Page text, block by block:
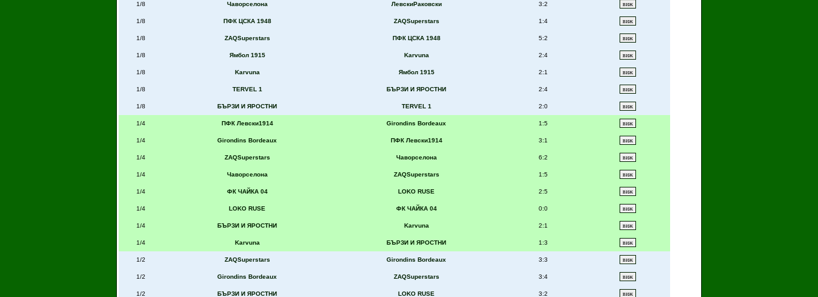
1/8 Чаворселона ЛевскиРаковски 3:2
1/8 ПФК ЦСКА 1948 ZAQSuperstars 1:4
1/8 ZAQSuperstars ПФК ЦСКА 1948 5:2
1/8 Ямбол 1915 Karvuna 2:4
1/8 Karvuna Ямбол 1915 2:1
1/8 TERVEL 1 БЪРЗИ И ЯРОСТНИ 2:4
1/8 БЪРЗИ И ЯРОСТНИ TERVEL 1 2:0
1/4 ПФК Левски1914 Girondins Bordeaux 1:5
1/4 Girondins Bordeaux ПФК Левски1914 3:1
1/4 ZAQSuperstars Чаворселона 6:2
1/4 Чаворселона ZAQSuperstars 1:5
1/4 ФК ЧАЙКА 04 LOKO RUSE 2:5
1/4 LOKO RUSE ФК ЧАЙКА 04 0:0
1/4 БЪРЗИ И ЯРОСТНИ Karvuna 2:1
1/4 Karvuna БЪРЗИ И ЯРОСТНИ 1:3
1/2 ZAQSuperstars Girondins Bordeaux 3:3
1/2 Girondins Bordeaux ZAQSuperstars 3:4
1/2 БЪРЗИ И ЯРОСТНИ LOKO RUSE 3:2